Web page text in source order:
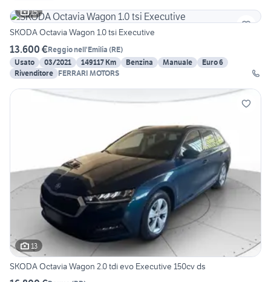
15
SKODA Octavia Wagon 1.0 tsi Executive
13.600 €Reggio nell'Emilia (RE)
Usato
03/2021 149117 Km Benzina Manuale
Euro 6
Rivenditore FERRARI MOTORS
13
SKODA Octavia Wagon 2.0 tdi evo Executive 150cv ds